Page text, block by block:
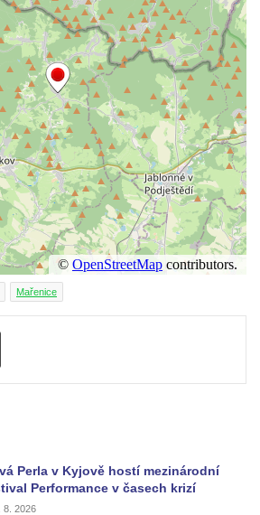
stoky v Českých
stoky v Českých
Ferrerského na
v Českých
na nádvoří
v Českých
na nádvoří kláštera
Budějovicích
Budějovicích
na nádvoří
v Českých
klášterem
Mařenice
Tisknout
Perla v Kyjově hostí mezinárodní
Performance v časech krizí
8. 2026